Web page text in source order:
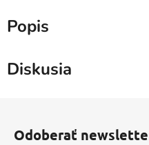
Popis
Diskusia
Odoberať